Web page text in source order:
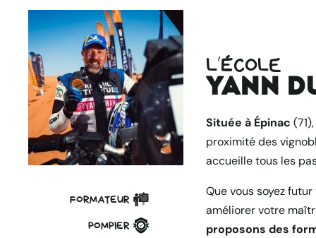
FORMATEUR
POMPIER
L’ÉCOLE
Yann
Située à Épinac
proximité des
accueille tous les
Que vous soyez
améliorer votre
proposons des